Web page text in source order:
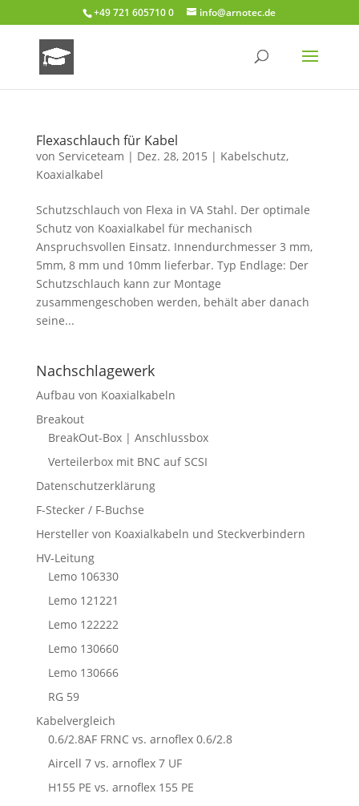
+49 721 605710 0 info@arnotec.de
Flexaschlauch für Kabel
von Serviceteam | Dez. 28, 2015 | Kabelschutz,
Koaxialkabel
Schutzschlauch von Flexa in VA Stahl. Der optimale
Schutz von Koaxialkabel für mechanisch
Anspruchsvollen Einsatz. Innendurchmesser 3 mm,
5mm, 8 mm und 10mm lieferbar. Typ Endlage: Der
Schutzschlauch kann zur Montage
zusammengeschoben werden, behält aber danach
seine...
Nachschlagewerk
Aufbau von Koaxialkabeln
Breakout
BreakOut-Box | Anschlussbox
Verteilerbox mit BNC auf SCSI
Datenschutzerklärung
F-Stecker / F-Buchse
Hersteller von Koaxialkabeln und Steckverbindern
HV-Leitung
Lemo 106330
Lemo 121221
Lemo 122222
Lemo 130660
Lemo 130666
RG 59
Kabelvergleich
0.6/2.8AF FRNC vs. arnoflex 0.6/2.8
Aircell 7 vs. arnoflex 7 UF
H155 PE vs. arnoflex 155 PE